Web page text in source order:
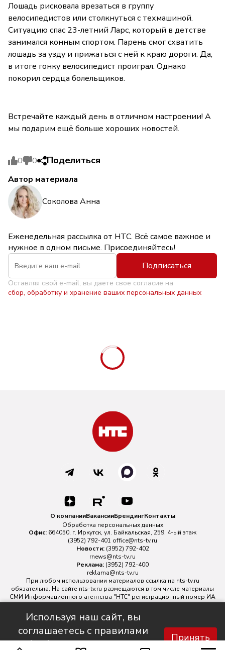
Лошадь рисковала врезаться в группу
велосипедистов или столкнуться с техмашиной.
Ситуацию спас 23-летний Ларс, который в детстве
занимался конным спортом. Парень смог схватить
лошадь за узду и прижаться с ней к краю дороги. Да,
в итоге гонку велосипедист проиграл. Однако
покорил сердца болельщиков.
Встречайте каждый день в отличном настроении! А
мы подарим ещё больше хороших новостей.
0 0 Поделиться
Автор материала
Соколова Анна
Еженедельная рассылка от НТС. Всё самое важное и
нужное в одном письме. Присоединяйтесь!
Подписаться
Оставляя свой e-mail, вы даете свое согласие на
сбор, обработку и хранение ваших персональных данных
Используя наш сайт, вы
соглашаетесь с правилами
обработки персональных
Принять
О компанииВакансииБрендингКонтакты
Обработка персональных данных
Офис: 664050, г. Иркутск, ул. Байкальская, 259, 4-ый этаж
(3952) 792-401 office@nts-tv.ru
Новости: (3952) 792-402
rnews@nts-tv.ru
Реклама: (3952) 792-400
reklama@nts-tv.ru
При любом использовании материалов ссылка на nts-tv.ru
обязательна. На сайте nts-tv.ru размещаются в том числе материалы
СМИ Информационного агентства "НТС" регистрационный номер ИА
№ ФС 77 - 88763 зарегистрировано Федеральной службой по
надзору в сфере связи, информационных технологий и массовых
коммуникаций.
Главный редактор ИА "НТС" Иштулкин Евгений Александрович16+